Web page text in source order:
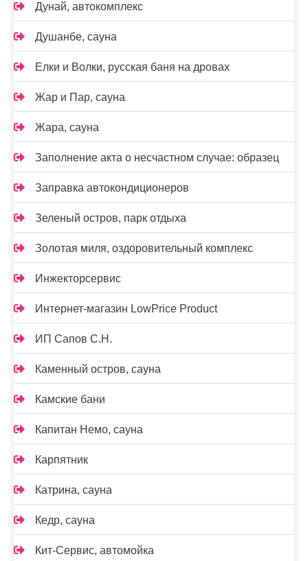
Дунай, автокомплекс
Душанбе, сауна
Елки и Волки, русская баня на дровах
Жар и Пар, сауна
Жара, сауна
Заполнение акта о несчастном случае: образец
Заправка автокондиционеров
Зеленый остров, парк отдыха
Золотая миля, оздоровительный комплекс
Инжекторсервис
Интернет-магазин LowPrice Product
ИП Сапов С.Н.
Каменный остров, сауна
Камские бани
Капитан Немо, сауна
Карпятник
Катрина, сауна
Кедр, сауна
Кит-Сервис, автомойка